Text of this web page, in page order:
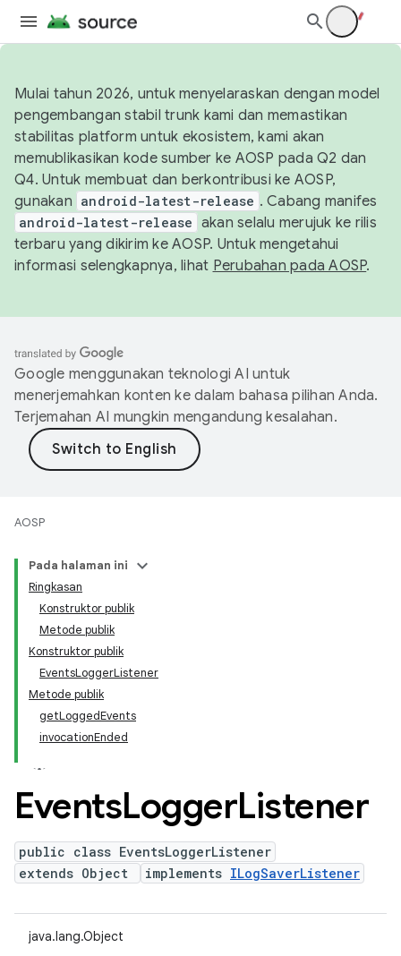
Mulai tahun 2026, untuk menyelaraskan dengan model
pengembangan stabil trunk kami dan memastikan
stabilitas platform untuk ekosistem, kami akan
memublikasikan kode sumber ke AOSP pada Q2 dan
Q4. Untuk membuat dan berkontribusi ke AOSP,
gunakan android-latest-release . Cabang manifes
android-latest-release akan selalu merujuk ke rilis
terbaru yang dikirim ke AOSP. Untuk mengetahui
informasi selengkapnya, lihat Perubahan pada AOSP.
Google menggunakan teknologi AI untuk
menerjemahkan konten ke dalam bahasa pilihan Anda.
Terjemahan AI mungkin mengandung kesalahan.
AOSP
Pada halaman ini
Ringkasan
Konstruktor publik
Metode publik
Konstruktor publik
EventsLoggerListener
Metode publik
getLoggedEvents
invocationEnded
EventsLoggerListener
public class EventsLoggerListener
extends Object
implements ILogSaverListener
java.lang.Object